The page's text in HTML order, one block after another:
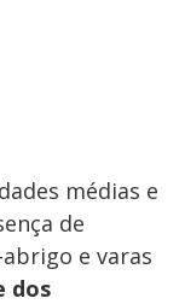
médias e
de
e varas
dos